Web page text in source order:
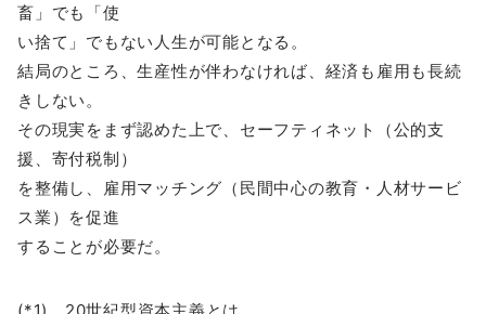
畜」でも「使
い捨て」でもない人生が可能となる。
結局のところ、生産性が伴わなければ、経済も雇用も長続
きしない。
その現実をまず認めた上で、セーフティネット（公的支
援、寄付税制）
を整備し、雇用マッチング（民間中心の教育・人材サービ
ス業）を促進
することが必要だ。